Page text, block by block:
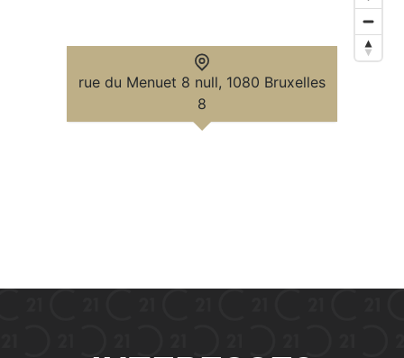
rue du Menuet 8 null, 1080 Bruxelles
8